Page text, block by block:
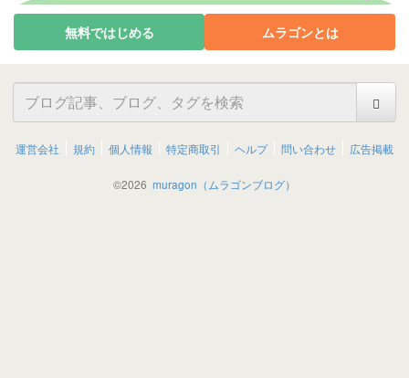
無料ではじめる ムラゴンとは
運営会社 規約 個人情報 特定商取引 ヘルプ 問い合わせ 広告掲載
©2026 muragon（ムラゴンブログ）